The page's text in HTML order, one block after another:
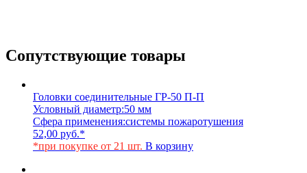
Сопутствующие товары
Головки соединительные ГР-50 П-П
Условный диаметр:50 мм
Сфера применения:системы пожаротушения
52,00 руб.*
*при покупке от 21 шт. В корзину